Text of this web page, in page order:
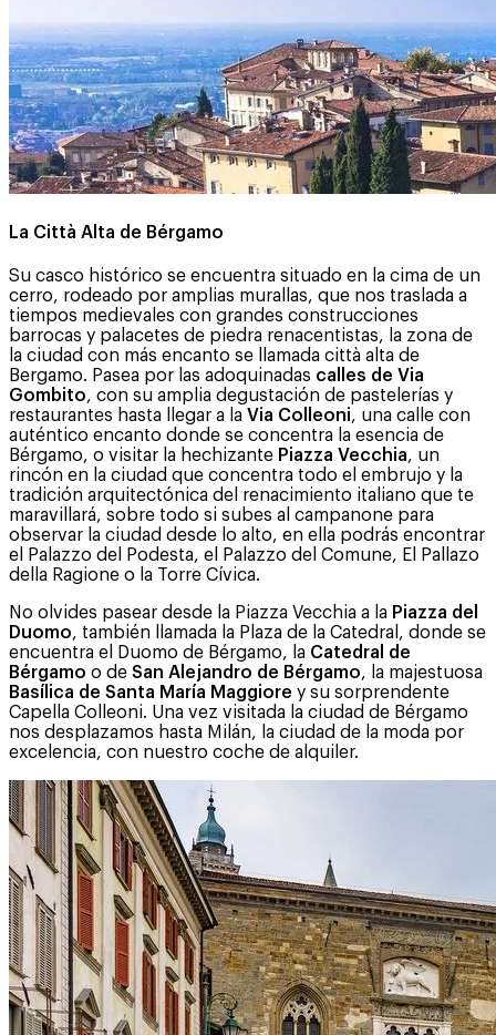
La Città Alta de Bérgamo
Su casco histórico se encuentra situado en la cima de un
cerro, rodeado por amplias murallas, que nos traslada a
tiempos medievales con grandes construcciones
barrocas y palacetes de piedra renacentistas, la zona de
la ciudad con más encanto se llamada città alta de
Bergamo. Pasea por las adoquinadas calles de Via
Gombito, con su amplia degustación de pastelerías y
restaurantes hasta llegar a la Via Colleoni, una calle con
auténtico encanto donde se concentra la esencia de
Bérgamo, o visitar la hechizante Piazza Vecchia, un
rincón en la ciudad que concentra todo el embrujo y la
tradición arquitectónica del renacimiento italiano que te
maravillará, sobre todo si subes al campanone para
observar la ciudad desde lo alto, en ella podrás encontrar
el Palazzo del Podesta, el Palazzo del Comune, El Pallazo
della Ragione o la Torre Cívica.
No olvides pasear desde la Piazza Vecchia a la Piazza del
Duomo, también llamada la Plaza de la Catedral, donde se
encuentra el Duomo de Bérgamo, la Catedral de
Bérgamo o de San Alejandro de Bérgamo, la majestuosa
Basílica de Santa María Maggiore y su sorprendente
Capella Colleoni. Una vez visitada la ciudad de Bérgamo
nos desplazamos hasta Milán, la ciudad de la moda por
excelencia, con nuestro coche de alquiler.